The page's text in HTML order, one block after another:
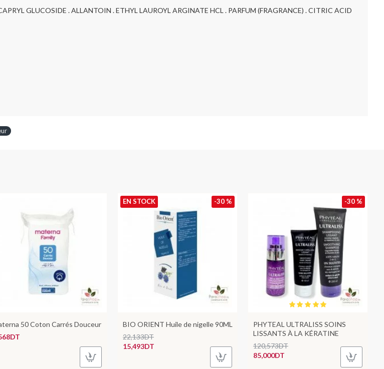
GLUCOSIDE . ALLANTOIN . ETHYL LAUROYL ARGINATE HCL . PARFUM (FRAGRANCE) . CITRIC ACID
50 Coton Carrés Douceur
-30 %
EN STOCK
BIO ORIENT Huile de nigelle 90ML
15,493DT
22,133DT
-30 %
PHYTEAL ULTRALISS SOINS
LISSANTS À LA KÉRATINE
85,000DT
120,573DT